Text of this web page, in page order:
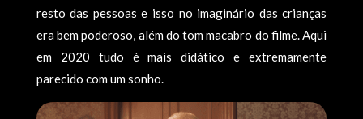
resto das pessoas e isso no imaginário das crianças
era bem poderoso, além do tom macabro do filme. Aqui
em 2020 tudo é mais didático e extremamente
parecido com um sonho.